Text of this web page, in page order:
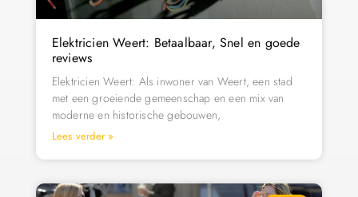
Elektricien Weert: Betaalbaar, Snel en goede
reviews
Elektricien Weert: Als inwoner van Weert, een stad
met een groeiende gemeenschap en een mix van
moderne en historische gebouwen,
Lees verder »